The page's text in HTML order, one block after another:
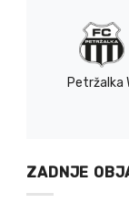
Petržalka
ZADNJE